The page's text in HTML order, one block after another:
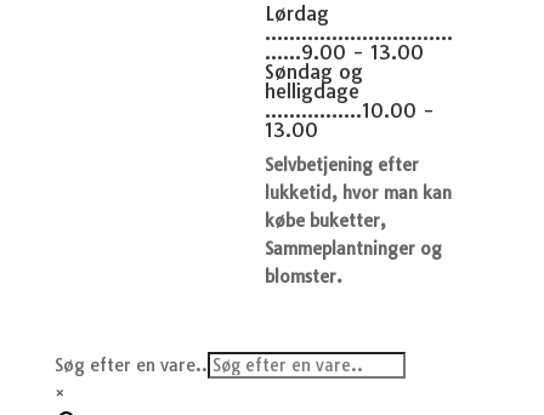
Lørdag
...............................
......9.00 - 13.00
Søndag og
helligdage
................10.00 -
13.00
Selvbetjening efter
lukketid, hvor man kan
købe buketter,
Sammeplantninger og
blomster.
Søg efter en vare..
×